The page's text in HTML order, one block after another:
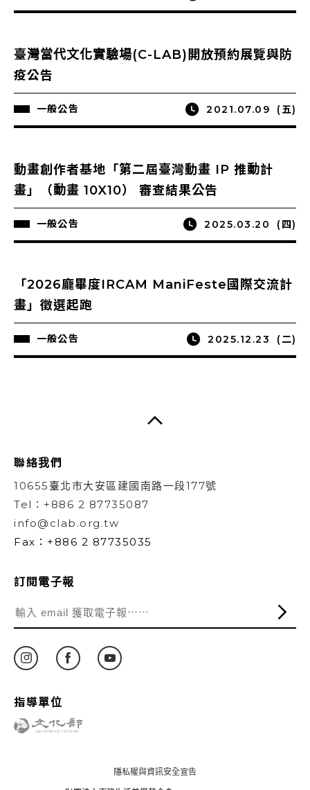
臺灣當代文化實驗場(C-LAB)開放預約展覽與防
疫公告
一般公告 2021.07.09 (五)
動畫創作者基地「第二屆臺灣動畫 IP 推動計
畫」（動畫 10X10） 審查結果公告
一般公告 2025.03.20 (四)
「2026龐畢度IRCAM ManiFeste國際交流計
畫」徵選起跑
一般公告 2025.12.23 (二)
聯絡我們
10655臺北市大安區建國南路一段177號
Tel：+886 2 87735087
info@clab.org.tw
Fax：+886 2 87735035
訂閱電子報
指導單位
隱私權與資訊安全宣告